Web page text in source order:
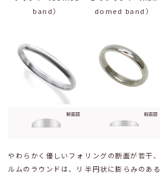
band）
やわらかく優しいフォ
ルムのラウンドは、リ
domed band）
リングの断面が若干、
半円状に膨らみのある